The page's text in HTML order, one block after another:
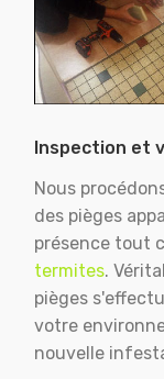
Inspection et
Nous
des pièges
présence tout
termites.
pièges
votre
nouvelle